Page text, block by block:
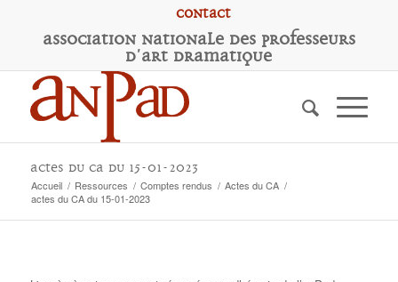
Contact
Association Nationale des Professeurs
d'Art Dramatique
actes du CA du 15-01-2023
Accueil / Ressources / Comptes rendus / Actes du CA /
actes du CA du 15-01-2023